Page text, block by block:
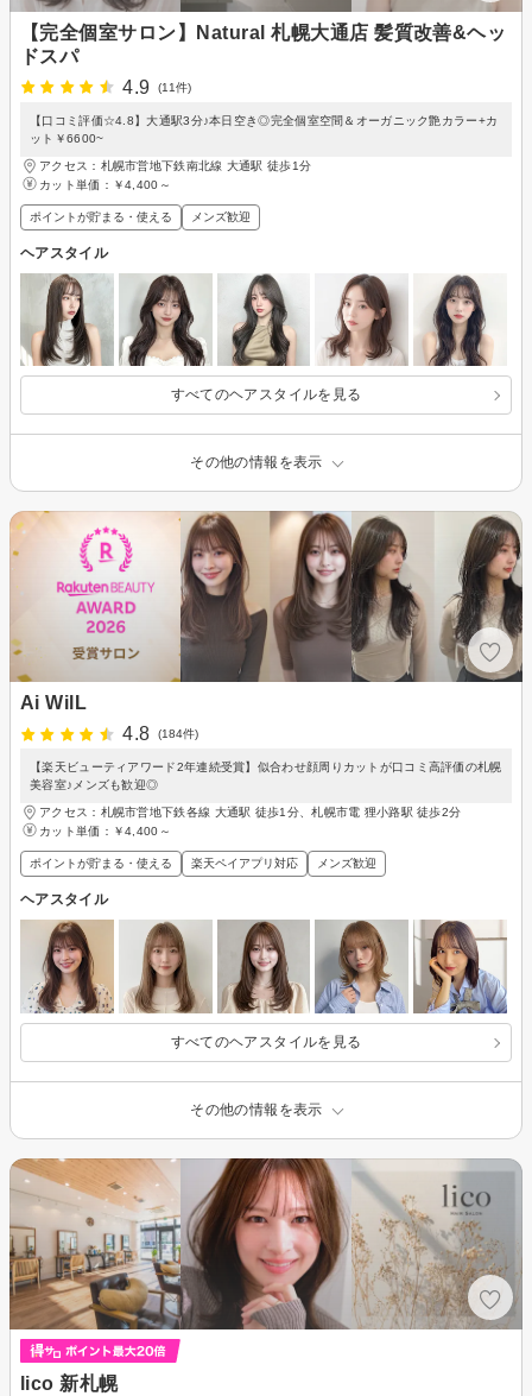
【完全個室サロン】Natural 札幌大通店 髪質改善&ヘッ
ドスパ
4.9
(11件)
【口コミ評価☆4.8】大通駅3分♪本日空き◎完全個室空間＆オーガニック艶カラー+カ
ット￥6600~
アクセス：札幌市営地下鉄南北線 大通駅 徒歩1分
カット単価： ￥4,400～
ポイントが貯まる・使える メンズ歓迎
ヘアスタイル
すべてのヘアスタイルを見る
その他の情報を表示
Ai WilL
4.8
(184件)
【楽天ビューティアワード2年連続受賞】似合わせ顔周りカットが口コミ高評価の札幌
美容室♪メンズも歓迎◎
アクセス：札幌市営地下鉄各線 大通駅 徒歩1分、札幌市電 狸小路駅 徒歩2分
カット単価： ￥4,400～
ポイントが貯まる・使える 楽天ペイアプリ対応 メンズ歓迎
ヘアスタイル
すべてのヘアスタイルを見る
その他の情報を表示
lico 新札幌